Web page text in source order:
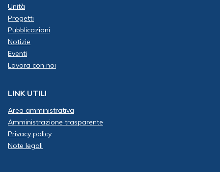
Unità
Progetti
Pubblicazioni
Notizie
Eventi
Lavora con noi
LINK UTILI
Area amministrativa
Amministrazione trasparente
Privacy policy
Note legali